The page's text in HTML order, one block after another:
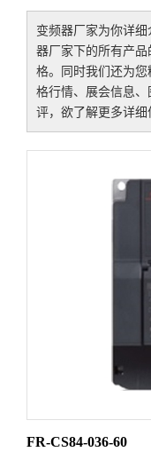
变频器厂家为你详细
器厂家 下的所有产
格。同时我们还为您
格行情、展会信息
评，欲了解更多详
FR-CS84-036-60